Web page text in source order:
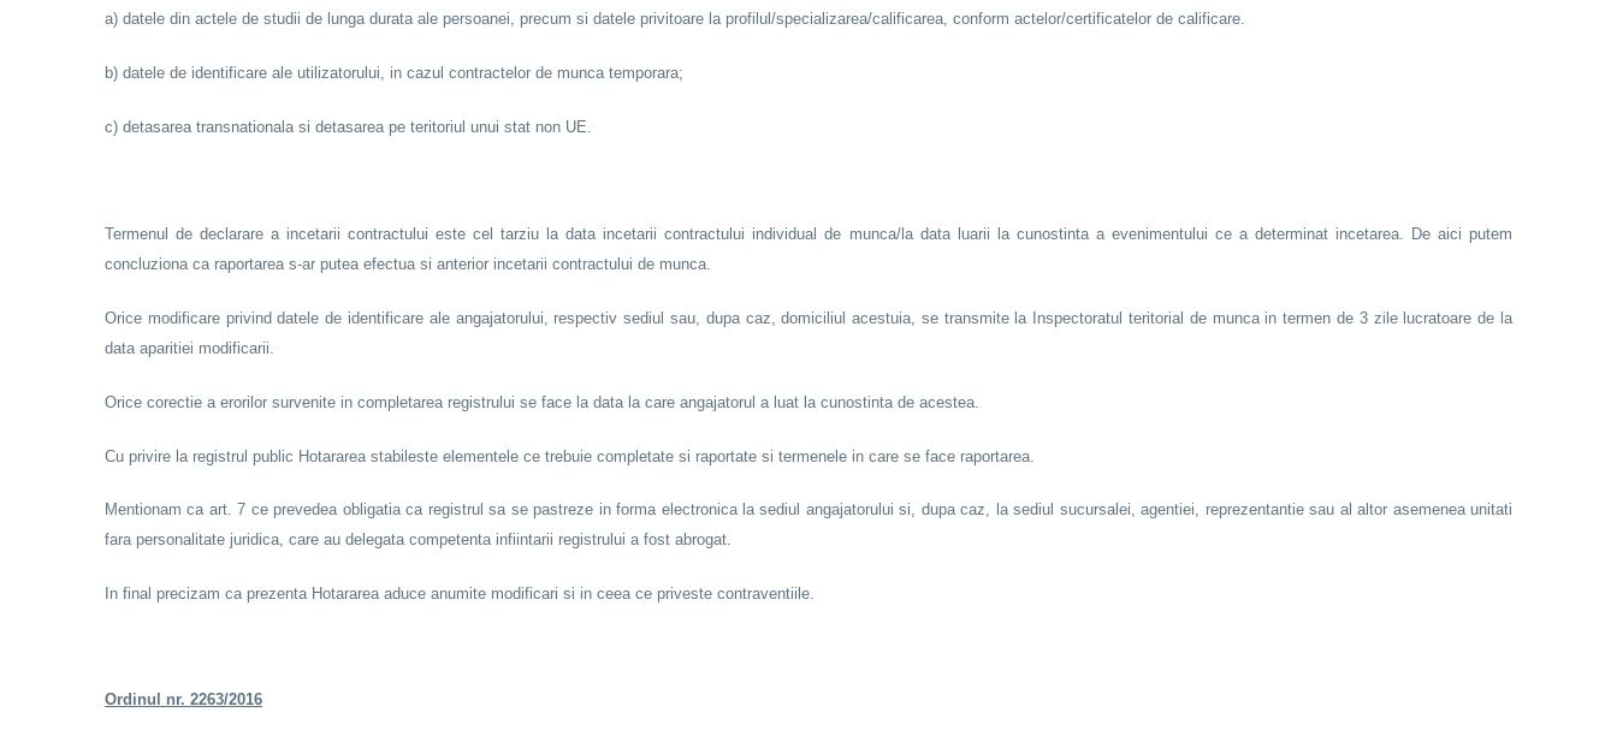
a) datele din actele de studii de lunga durata ale persoanei, precum si datele privitoare la profilul/specializarea/calificarea, conform actelor/certificatelor de calificare.
b) datele de identificare ale utilizatorului, in cazul contractelor de munca temporara;
c) detasarea transnationala si detasarea pe teritoriul unui stat non UE.
Termenul de declarare a incetarii contractului este cel tarziu la data incetarii contractului individual de munca/la data luarii la cunostinta a evenimentului ce a determinat incetarea. De aici putem
concluziona ca raportarea s-ar putea efectua si anterior incetarii contractului de munca.
Orice modificare privind datele de identificare ale angajatorului, respectiv sediul sau, dupa caz, domiciliul acestuia, se transmite la Inspectoratul teritorial de munca in termen de 3 zile lucratoare de la
data aparitiei modificarii.
Orice corectie a erorilor survenite in completarea registrului se face la data la care angajatorul a luat la cunostinta de acestea.
Cu privire la registrul public Hotararea stabileste elementele ce trebuie completate si raportate si termenele in care se face raportarea.
Mentionam ca art. 7 ce prevedea obligatia ca registrul sa se pastreze in forma electronica la sediul angajatorului si, dupa caz, la sediul sucursalei, agentiei, reprezentantie sau al altor asemenea unitati
fara personalitate juridica, care au delegata competenta infiintarii registrului a fost abrogat.
In final precizam ca prezenta Hotararea aduce anumite modificari si in ceea ce priveste contraventiile.
Ordinul nr. 2263/2016